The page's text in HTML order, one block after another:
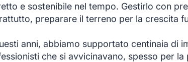
e sostenibile nel tempo. Gestirlo con
preparare il terreno per la crescita
anni, abbiamo supportato centinaia di
che si avvicinavano, spesso per